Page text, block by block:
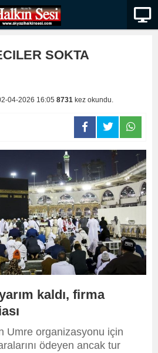
SOKTA
04-2026 16:05 8731 kez okundu.
kaldı, firma
Umre organizasyonu için
ödeyen ancak tur